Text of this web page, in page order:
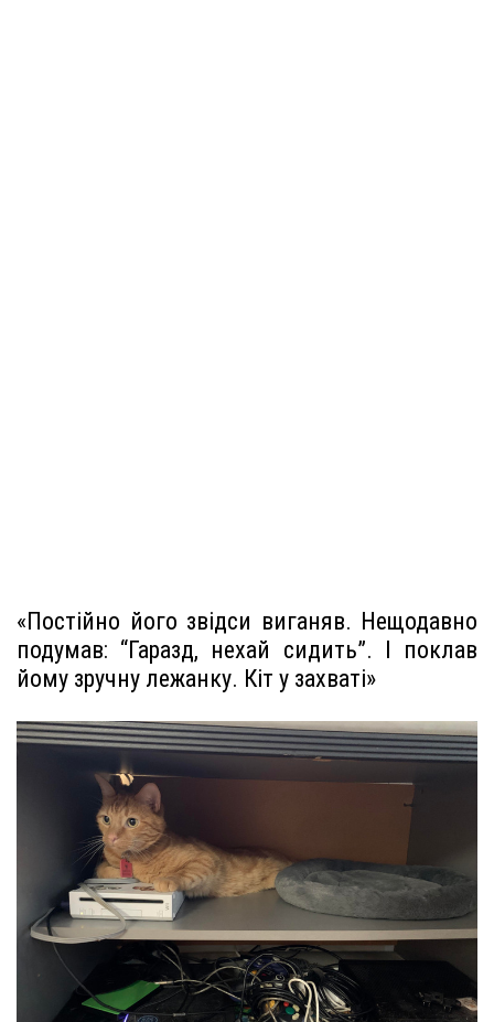
«Постійно його звідси виганяв. Нещодавно
подумав: “Гаразд, нехай сидить”. І поклав
йому зручну лежанку. Кіт у захваті»